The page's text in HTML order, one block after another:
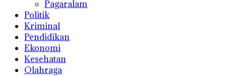
Pagaralam
Politik
Kriminal
Pendidikan
Ekonomi
Kesehatan
Olahraga